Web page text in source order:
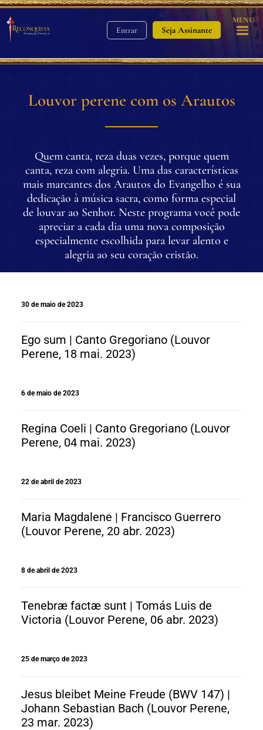
Entrar Seja Assinante
MENU
Louvor perene com os Arautos
Quem canta, reza duas vezes, porque quem
canta, reza com alegria. Uma das características
mais marcantes dos Arautos do Evangelho é sua
dedicação à música sacra, como forma especial
de louvar ao Senhor. Neste programa você pode
apreciar a cada dia uma nova composição
especialmente escolhida para levar alento e
alegria ao seu coração cristão.
30 de maio de 2023
Ego sum | Canto Gregoriano (Louvor
Perene, 18 mai. 2023)
6 de maio de 2023
Regina Coeli | Canto Gregoriano (Louvor
Perene, 04 mai. 2023)
22 de abril de 2023
Maria Magdalene | Francisco Guerrero
(Louvor Perene, 20 abr. 2023)
8 de abril de 2023
Tenebræ factæ sunt | Tomás Luis de
Victoria (Louvor Perene, 06 abr. 2023)
25 de março de 2023
Jesus bleibet Meine Freude (BWV 147) |
Johann Sebastian Bach (Louvor Perene,
23 mar. 2023)